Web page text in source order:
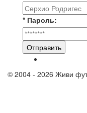
* Пароль:
Отправить
© 2004 - 2026 Живи